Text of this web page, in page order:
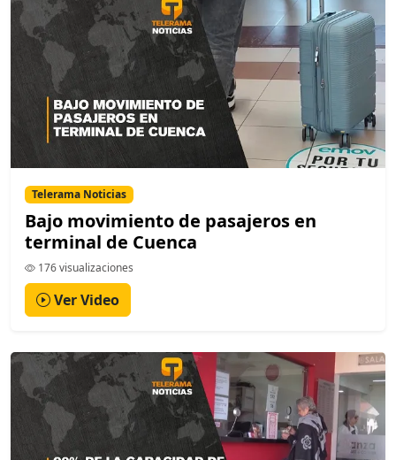
Telerama Noticias
Bajo movimiento de pasajeros en
terminal de Cuenca
176 visualizaciones
Ver Video